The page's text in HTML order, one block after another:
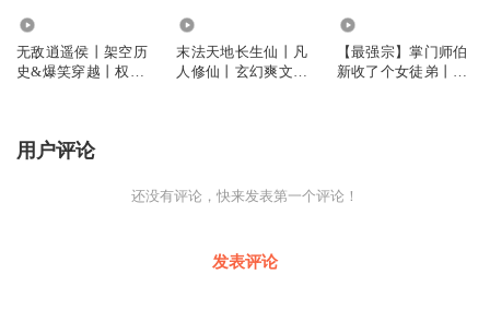
无敌逍遥侯丨架空历
史&爆笑穿越丨权谋
末法天地长生仙丨凡
人修仙丨玄幻爽文丨
【最强宗】掌门师伯
新收了个女徒弟丨系
用户评论
还没有评论，快来发表第一个评论！
发表评论